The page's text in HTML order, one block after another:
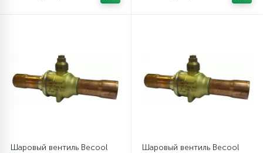
Шаровый вентиль Becool
Шаровый вентиль Becool